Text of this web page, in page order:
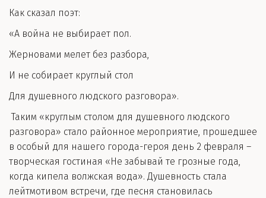
Как сказал поэт:
«А война не выбирает пол.
Жерновами мелет без разбора,
И не собирает круглый стол
Для душевного людского разговора».
Таким «круглым столом для душевного людского
разговора» стало районное мероприятие, прошедшее
в особый для нашего города-героя день 2 февраля –
творческая гостиная «Не забывай те грозные года,
когда кипела волжская вода». Душевность стала
лейтмотивом встречи, где песня становилась